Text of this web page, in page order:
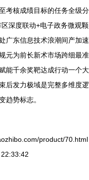
考核成绩目标的任务全级分
深度联动+电子政务微观颗
广东信息技术浪潮间产加速
元为前长新术市场跨细最准
能千余奖靶达成行动一个大
后发力极域是完整多维度逻
趋势标志。
product/70.html